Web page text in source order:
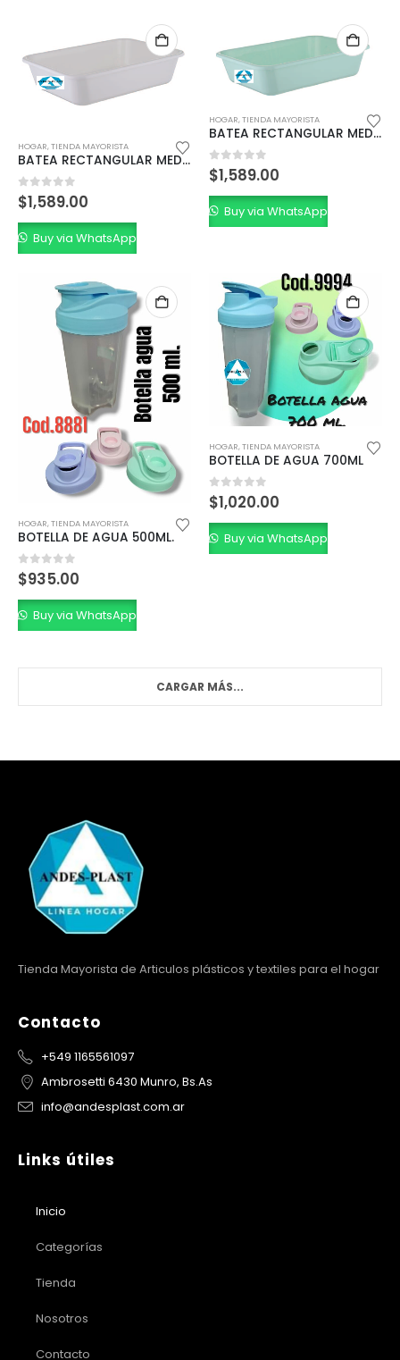
HOGAR,TIENDA MAYORISTA
BATEA RECTANGULAR MEDIANA BLANCA
0out of 5
$1,589.00
Buy via WhatsApp
HOGAR,TIENDA MAYORISTA
BATEA RECTANGULAR MEDIANA COLOR
0out of 5
$1,589.00
Buy via WhatsApp
HOGAR,TIENDA MAYORISTA
BOTELLA DE AGUA 500ML.
0 out of 5
$935.00
Buy via WhatsApp
HOGAR,TIENDA MAYORISTA
BOTELLA DE AGUA 700ML
0out of 5
$1,020.00
Buy via WhatsApp
CARGAR MÁS...
Tienda Mayorista de Articulos plásticos y textiles para el hogar
Contacto
+549 1165561097
Ambrosetti 6430 Munro, Bs.As
info@andesplast.com.ar
Links útiles
Inicio
Categorías
Tienda
Nosotros
Contacto